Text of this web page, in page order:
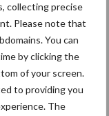
collecting precise
Please note that
You can
by clicking the
of your screen.
to providing you
The